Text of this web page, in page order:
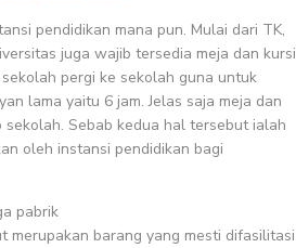
pendidikan mana pun. Mulai dari TK,
juga wajib tersedia meja dan kursi
pergi ke sekolah guna untuk
lama yaitu 6 jam. Jelas saja meja dan
Sebab kedua hal tersebut ialah
oleh instansi pendidikan bagi
pabrik
merupakan barang yang mesti difasilitasi